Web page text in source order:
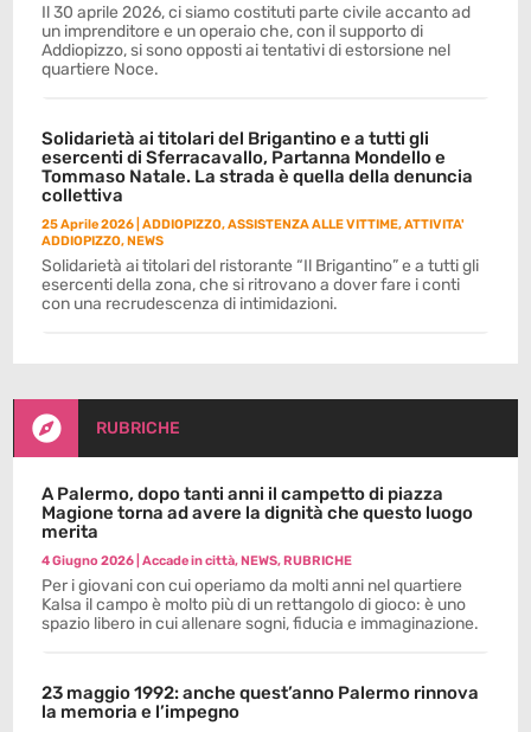
Il 30 aprile 2026, ci siamo costituti parte civile accanto ad
un imprenditore e un operaio che, con il supporto di
Addiopizzo, si sono opposti ai tentativi di estorsione nel
quartiere Noce.
Solidarietà ai titolari del Brigantino e a tutti gli
esercenti di Sferracavallo, Partanna Mondello e
Tommaso Natale. La strada è quella della denuncia
collettiva
25 Aprile 2026 |ADDIOPIZZO,ASSISTENZA ALLE VITTIME,ATTIVITA'
ADDIOPIZZO,NEWS
Solidarietà ai titolari del ristorante “Il Brigantino” e a tutti gli
esercenti della zona, che si ritrovano a dover fare i conti
con una recrudescenza di intimidazioni.
 RUBRICHE
A Palermo, dopo tanti anni il campetto di piazza
Magione torna ad avere la dignità che questo luogo
merita
4 Giugno 2026 |Accade in città,NEWS,RUBRICHE
Per i giovani con cui operiamo da molti anni nel quartiere
Kalsa il campo è molto più di un rettangolo di gioco: è uno
spazio libero in cui allenare sogni, fiducia e immaginazione.
23 maggio 1992: anche quest’anno Palermo rinnova
la memoria e l’impegno